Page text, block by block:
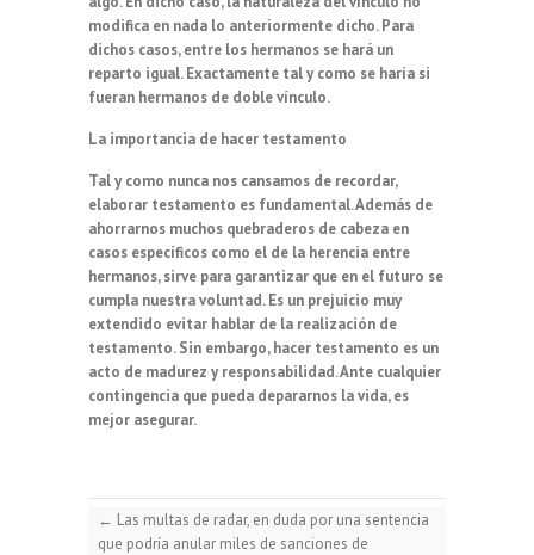
modifica en nada lo anteriormente dicho. Para
dichos casos, entre los hermanos se hará un
reparto igual. Exactamente tal y como se haría si
fueran hermanos de doble vínculo.
La importancia de hacer testamento
Tal y como nunca nos cansamos de recordar,
elaborar testamento es fundamental. Además de
ahorrarnos muchos quebraderos de cabeza en
casos específicos como el de la herencia entre
hermanos, sirve para garantizar que en el futuro se
cumpla nuestra voluntad. Es un prejuicio muy
extendido evitar hablar de la realización de
testamento. Sin embargo, hacer testamento es un
acto de madurez y responsabilidad. Ante cualquier
contingencia que pueda depararnos la vida, es
mejor asegurar.
← Las multas de radar, en duda por una sentencia
que podría anular miles de sanciones de